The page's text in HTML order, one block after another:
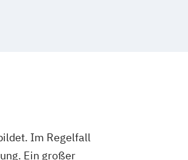
Im Regelfall
Ein großer